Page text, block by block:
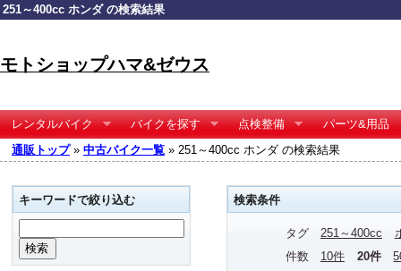
251～400cc ホンダ の検索結果
モトショップハマ&ゼウス
レンタルバイク バイクを探す 点検整備
パーツ&用品
通販トップ» 中古バイク一覧 » 251～400cc ホンダ の検索結果
検索条件
タグ 251～400cc
件数
10件 20件
キーワードで絞り込む